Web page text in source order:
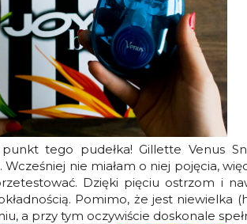
punkt tego pudełka! Gillette Venus
nie miałam o niej pojęcia,
Dzięki pięciu ostrzom i
Pomimo, że jest niewielka
a przy tym oczywiście doskonale